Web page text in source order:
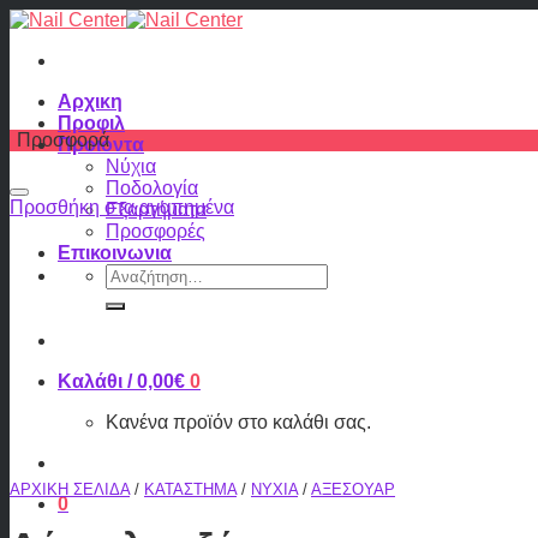
Skip
content
Αρχικη
Προφιλ
Προϊόντα
Νύχια
Ποδολογία
Εξαρτήματα
Προσφορές
Επικοινωνια
Αναζήτηση
για:
Καλάθι /0,00€ 0
Κανένα προϊόν στο καλάθι σας.
0
Προσφορά
Προσθήκη στα αγαπημένα
ΑΡΧΙΚΉ ΣΕΛΊΔΑ / ΚΑΤΆΣΤΗΜΑ / ΝΎΧΙΑ / ΑΞΕΣΟΥΆΡ